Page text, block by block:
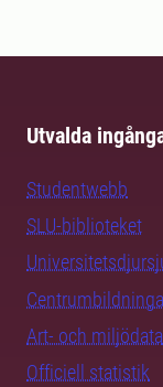
Utvalda
Studentwebb
SLU-biblioteket
Art- och miljödata
Officiell statistik